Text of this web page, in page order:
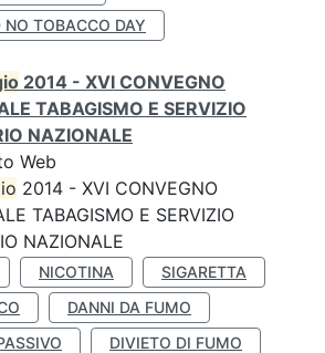
NO TOBACCO DAY
2014 - XVI CONVEGNO
TABAGISMO E SERVIZIO
NAZIONALE
Web
2014 - XVI CONVEGNO
TABAGISMO E SERVIZIO
NAZIONALE
NICOTINA
SIGARETTA
DANNI DA FUMO
DIVIETO DI FUMO